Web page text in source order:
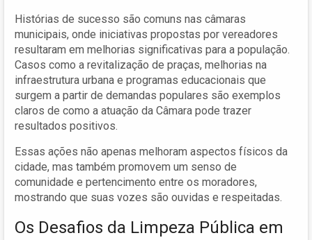
Histórias de sucesso são comuns nas câmaras
municipais, onde iniciativas propostas por vereadores
resultaram em melhorias significativas para a população.
Casos como a revitalização de praças, melhorias na
infraestrutura urbana e programas educacionais que
surgem a partir de demandas populares são exemplos
claros de como a atuação da Câmara pode trazer
resultados positivos.
Essas ações não apenas melhoram aspectos físicos da
cidade, mas também promovem um senso de
comunidade e pertencimento entre os moradores,
mostrando que suas vozes são ouvidas e respeitadas.
Os Desafios da Limpeza Pública em